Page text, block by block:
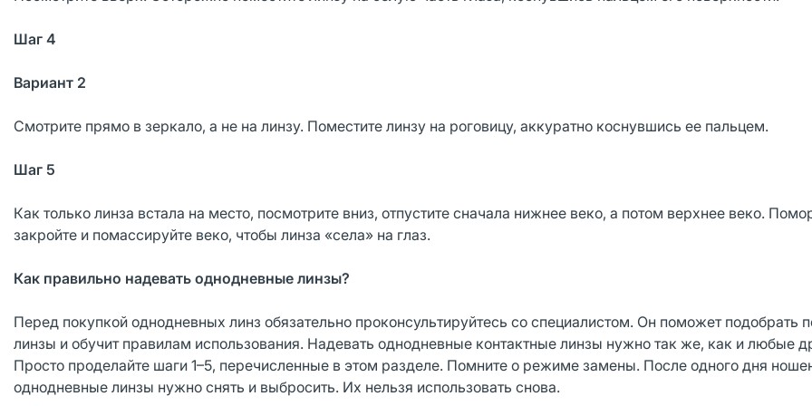
Шаг 4
Вариант 2
Смотрите прямо в зеркало, а не на линзу. Поместите линзу на роговицу, аккуратно коснувшись ее пальцем.
Шаг 5
Как только линза встала на место, посмотрите вниз, отпустите сначала нижнее веко, а потом верхнее веко.
закройте и помассируйте веко, чтобы линза «села» на глаз.
Как правильно надевать однодневные линзы?
Перед покупкой однодневных линз обязательно проконсультируйтесь со специалистом. Он поможет подобрать
линзы и обучит правилам использования. Надевать однодневные контактные линзы нужно так же, как и любые
Просто проделайте шаги 1–5, перечисленные в этом разделе. Помните о режиме замены. После одного дня
однодневные линзы нужно снять и выбросить. Их нельзя использовать снова.